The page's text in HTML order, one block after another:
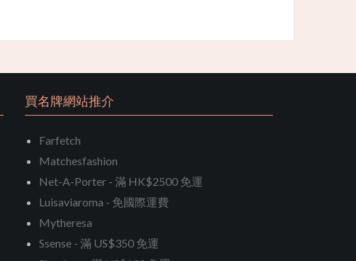
買名牌網站推介
Farfetch
Matchesfashion
Net-A-Porter - 滿 HK$2500 免運
Luisaviaroma - 免國際運費
Mytheresa
Ssense - 滿 US$350 免運